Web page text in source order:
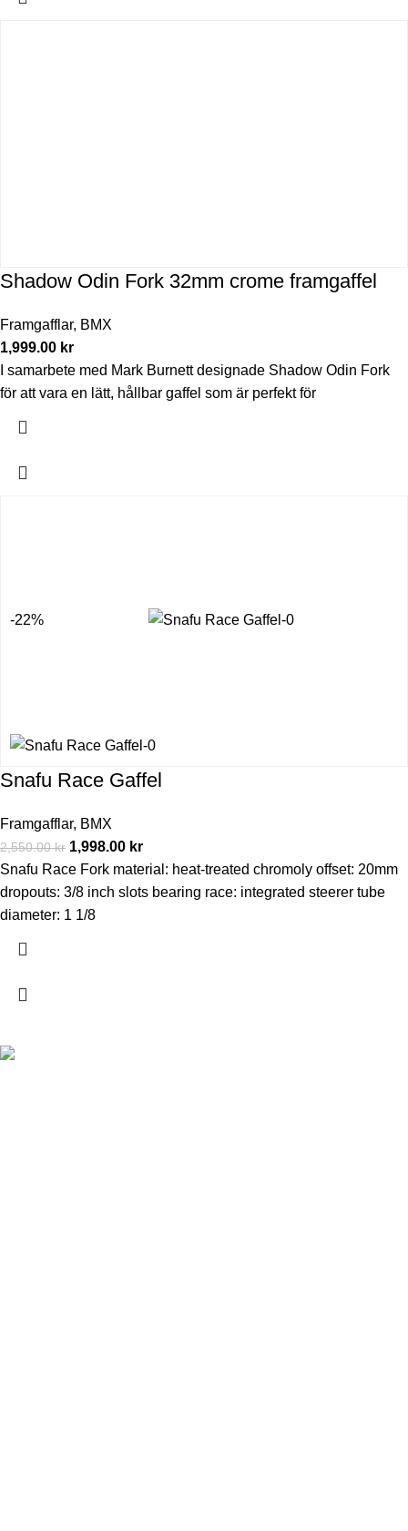
Shadow Odin Fork 32mm crome framgaffel
Framgafflar, BMX
1,999.00 kr
I samarbete med Mark Burnett designade Shadow Odin Fork
för att vara en lätt, hållbar gaffel som är perfekt för
-22%
Snafu Race Gaffel
Framgafflar, BMX
2,550.00kr 1,998.00 kr
Snafu Race Fork material: heat-treated chromoly offset: 20mm
dropouts: 3/8 inch slots bearing race: integrated steerer tube
diameter: 1 1/8